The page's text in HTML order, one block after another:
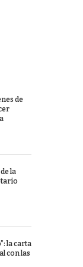
de
la
la carta
con las